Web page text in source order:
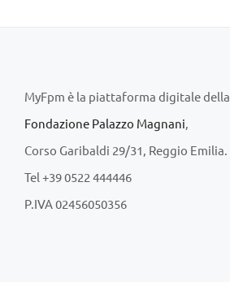
MyFpm è la piattaforma digitale della
Fondazione Palazzo Magnani,
Corso Garibaldi 29/31, Reggio Emilia.
Tel +39 0522 444446
P.IVA 02456050356